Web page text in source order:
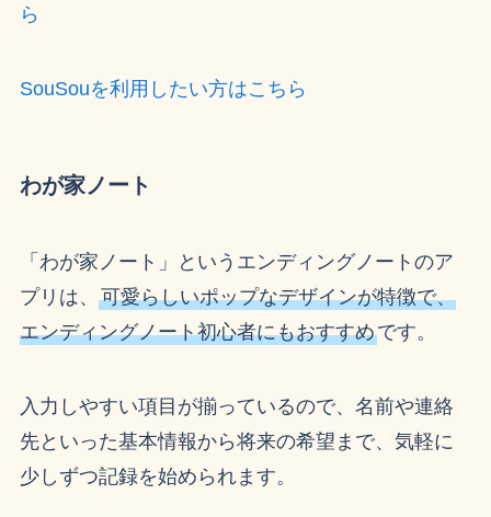
ら
SouSouを利用したい方はこちら
わが家ノート
「わが家ノート」というエンディングノートのア
プリは、 可愛らしいポップなデザインが特徴で、
エンディングノート初心者にもおすすめです。
入力しやすい項目が揃っているので、名前や連絡
先といった基本情報から将来の希望まで、気軽に
少しずつ記録を始められます。